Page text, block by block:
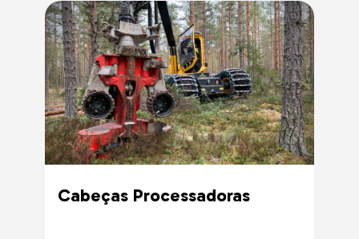
Cabeças Processadoras